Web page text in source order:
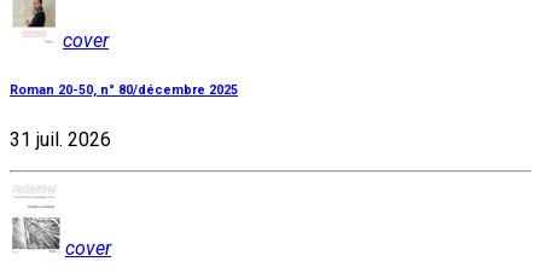
cover
Roman 20-50, n° 80/décembre 2025
31 juil. 2026
cover